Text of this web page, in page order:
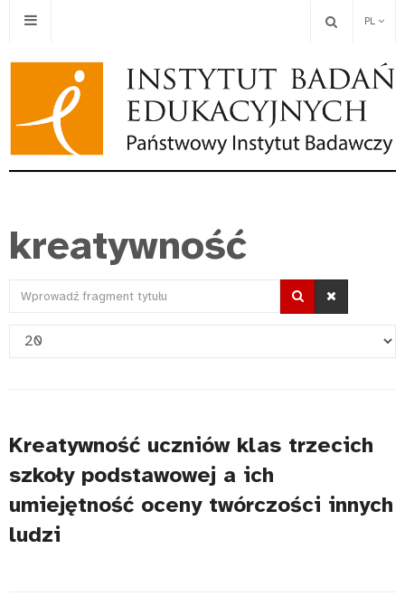
PL
kreatywność
Wprowadź
tytułu
Pokaż
Kreatywność uczniów klas trzecich
szkoły podstawowej a ich
umiejętność oceny twórczości innych
ludzi